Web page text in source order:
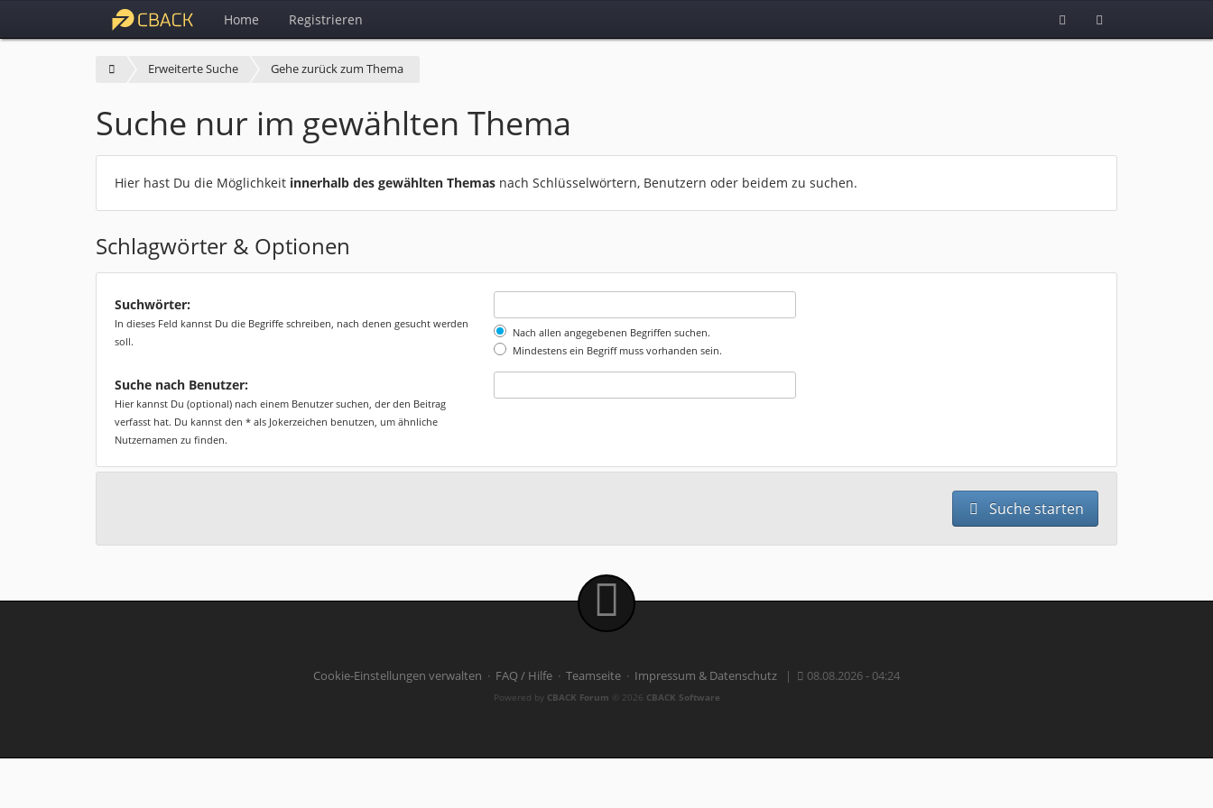
Home Registrieren
Erweiterte Suche Gehe zurück zum Thema
Suche nur im gewählten Thema
Hier hast Du die Möglichkeit innerhalb des gewählten Themas nach Schlüsselwörtern, Benutzern oder beidem zu suchen.
Schlagwörter & Optionen
Suchwörter:
In dieses Feld kannst Du die Begriffe schreiben, nach denen gesucht werden
soll.
Nach allen angegebenen Begriffen suchen.
Mindestens ein Begriff muss vorhanden sein.
Suche nach Benutzer:
Hier kannst Du (optional) nach einem Benutzer suchen, der den Beitrag
verfasst hat. Du kannst den * als Jokerzeichen benutzen, um ähnliche
Nutzernamen zu finden.
Suche starten
Cookie-Einstellungen verwalten · FAQ / Hilfe · Teamseite · Impressum & Datenschutz | 08.08.2026 - 04:24
Powered by CBACK Forum © 2026 CBACK Software